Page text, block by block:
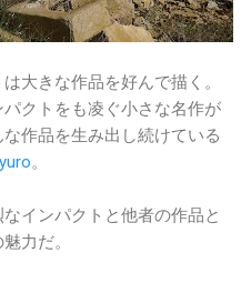
大きな作品を好んで描く。
クトをも凌ぐ小さな名作が
作品を生み出し続けている
。
インパクトと他者の作品と
力だ。